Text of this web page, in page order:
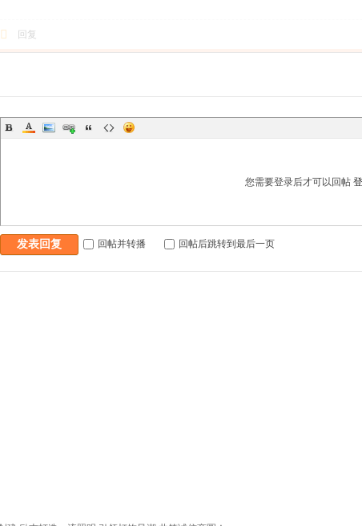
回复
您需要登录后才可以回帖
发表回复 回帖并转播 回帖后跳转到最后一页